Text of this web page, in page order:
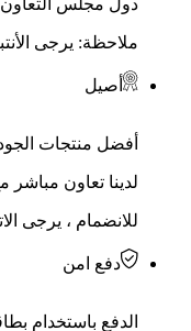
دول مجلس التعاون الخليجي
ملاحظة: يرجى
أصيل
أفضل منتجات
لدينا تعاون مباشر
للانضمام ، يرجى
دفع امن
الدفع باستخدام